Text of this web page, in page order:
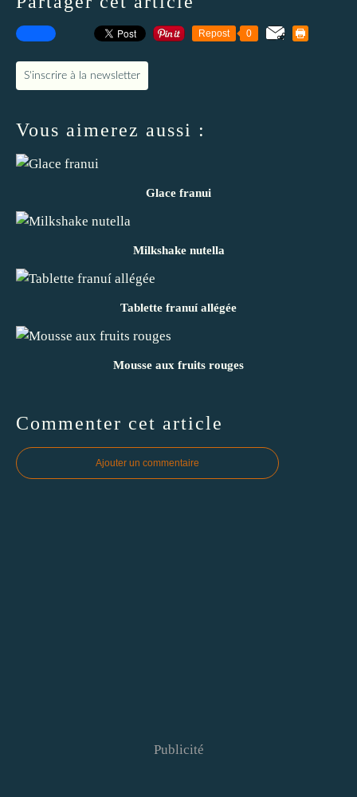
Repost 0
S'inscrire à la newsletter
Vous aimerez aussi :
Glace franui
Milkshake nutella
Tablette franuí allégée
Mousse aux fruits rouges
Commenter cet article
Ajouter un commentaire
Publicité